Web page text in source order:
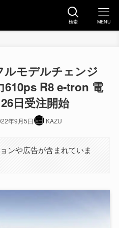
検索 MENU
ルモデルチェンジ
610ps R8 e-tron 電
日受注開始
年9月5日 KAZU
ンや広告が含まれていま